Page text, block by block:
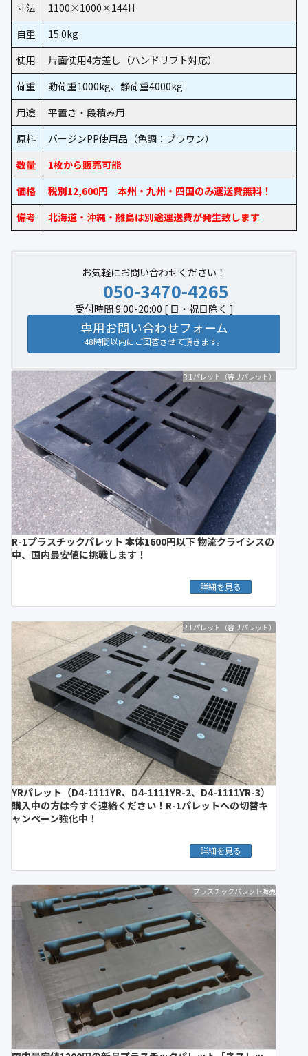
寸法
1100×1000×144H
自重
15.0kg
使用
片面使用4方差し（ハンドリフト対応）
荷重
動荷重1000kg、静荷重4000kg
用途
平置き・段積み用
原料
バージンPP使用品（色調：ブラウン）
数量
1枚から販売可能
価格
税別12,600円 本州・九州・四国のみ運送費無料！
備考
北海道・沖縄・離島は別途運送費が発生致します
お気軽にお問い合わせください！
050-3470-4265
受付時間 9:00-20:00 [ 日・祝日除く ]
専用お問い合わせフォーム
48時間以内にご回答させて頂きます。
R-1パレット（容リパレット）
R-1プラスチックパレット 本体1600円以下 物流クライシスの
中、国内最安値に挑戦します！
詳細を見る
R-1パレット（容リパレット）
YRパレット（D4-1111YR、D4-1111YR-2、D4-1111YR-3）
購入中の方は今すぐ連絡ください！R-1パレットへの切替キ
ャンペーン強化中！
詳細を見る
プラスチックパレット販売